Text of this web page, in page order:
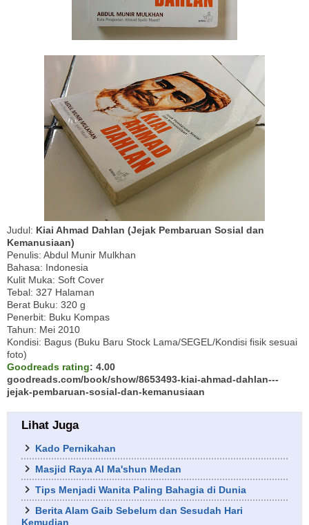
Judul: Kiai Ahmad Dahlan (Jejak Pembaruan Sosial dan
Kemanusiaan)
Penulis: Abdul Munir Mulkhan
Bahasa: Indonesia
Kulit Muka: Soft Cover
Tebal: 327 Halaman
Berat Buku: 320 g
Penerbit: Buku Kompas
Tahun: Mei 2010
Kondisi: Bagus (Buku Baru Stock Lama/SEGEL/Kondisi fisik sesuai
foto)
Goodreads rating: 4.00
goodreads.com/book/show/8653493-kiai-ahmad-dahlan---
jejak-pembaruan-sosial-dan-kemanusiaan
Lihat Juga
Kado Pernikahan
Masjid Raya Al Ma'shun Medan
Tips Menjadi Wanita Paling Bahagia di Dunia
Berita Alam Gaib Sebelum dan Sesudah Hari
Kemudian